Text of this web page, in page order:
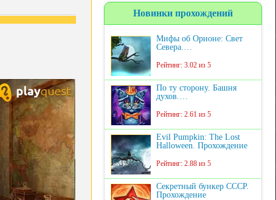
Новинки прохождений
Мифы об Орионе: Свет
Севера.…
Рейтинг: 3.02 из 5
По ту сторону. Башня
духов.…
Рейтинг: 2.61 из 5
Evil Pumpkin: The Lost
Halloween. Прохождение
Рейтинг: 2.88 из 5
Секретный бункер СССР.
Прохождение